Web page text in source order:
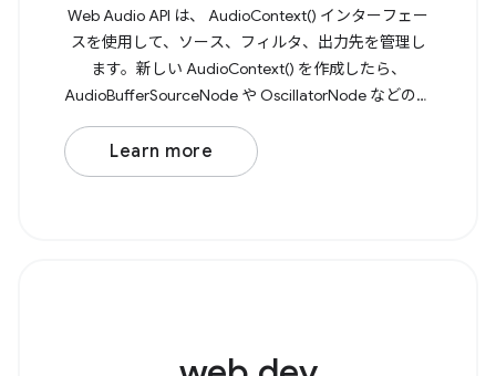
Web Audio API は、 AudioContext() インターフェー
スを使用して、ソース、フィルタ、出力先を管理し
ます。新しい AudioContext() を作成したら、
AudioBufferSourceNode や OscillatorNode などの音
声ソースノードを作成します。例として、 ローパス
フィルタ が適用された基本的なオシレーターについ
て考えてみましょう。 Browser Support Source ま
Learn more